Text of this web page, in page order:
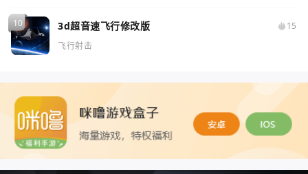
3d超音速飞行修改版
15
飞行射击